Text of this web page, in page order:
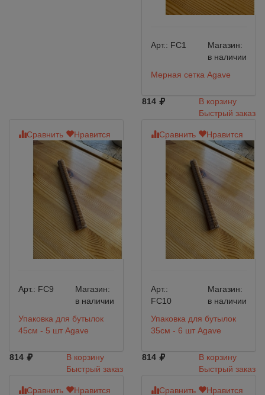
Арт.: FC1
Магазин:
в наличии
Мерная сетка Agave
814
В корзину
Быстрый заказ
Сравнить Нравится
Арт.: FC9
Магазин:
в наличии
Упаковка для бутылок
45см - 5 шт Agave
814
В корзину
Быстрый заказ
Сравнить Нравится
Арт.:
FC10
Магазин:
в наличии
Упаковка для бутылок
35см - 6 шт Agave
814
В корзину
Быстрый заказ
Сравнить Нравится Сравнить Нравится